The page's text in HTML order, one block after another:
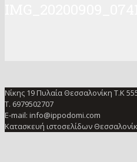
Νίκης 19 Πυλαία Θεσσαλονίκη Τ.Κ
Τ. 6979502707
E-mail: info@ippodomi.com
Κατασκευή ιστοσελίδων